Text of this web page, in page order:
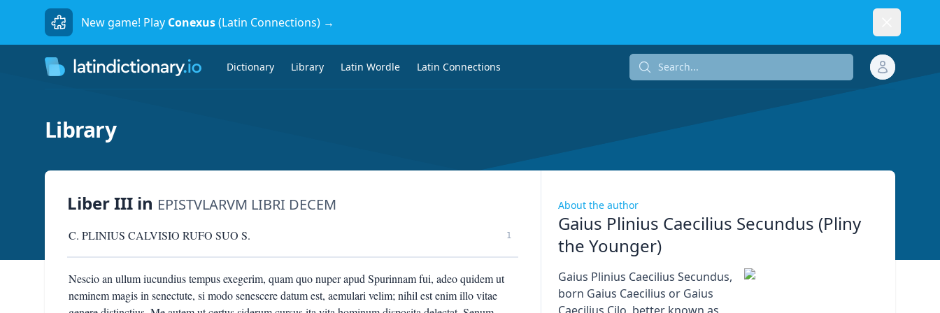
New game! Play Conexus(Latin Connections) →
Dictionary Library Latin Wordle Latin Connections Search...
Library
Liber III in EPISTVLARVM LIBRI DECEM
C. PLINIUS CALVISIO RUFO SUO S. 1
Nescio an ullum iucundius tempus exegerim, quam quo nuper apud Spurinnam fui, adeo quidem ut
neminem magis in senectute, si modo senescere datum est, aemulari velim; nihil est enim illo vitae
About the author
Gaius Plinius Caecilius Secundus (Pliny
the Younger)
Gaius Plinius Caecilius Secundus,
born Gaius Caecilius or Gaius